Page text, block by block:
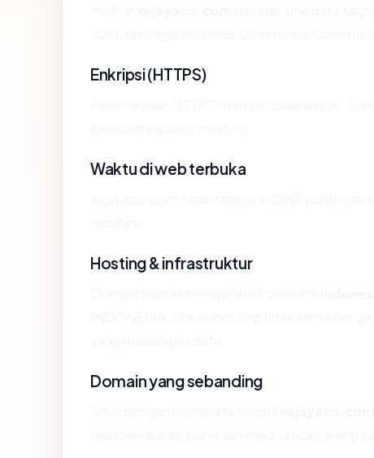
Enkripsi (HTTPS)
Waktu di web terbuka
Hosting & infrastruktur
Domain yang sebanding